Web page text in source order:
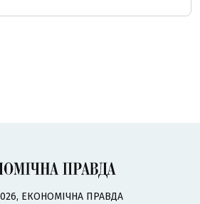
ЕКОНОМІЧНА ПРАВДА